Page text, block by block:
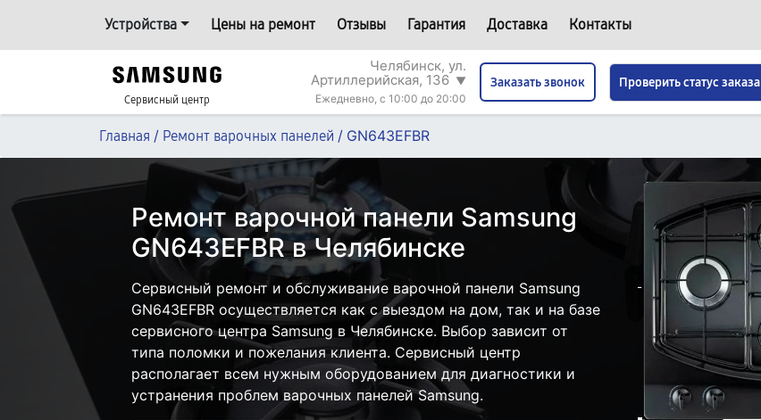
Устройства Цены на ремонт Отзывы Гарантия Доставка Контакты
Сервисный центр
Челябинск, ул.
Артиллерийская, 136 ▼
Ежедневно, с 10:00 до 20:00
Заказать звонок Проверить статус заказа
Главная / Ремонт варочных панелей / GN643EFBR
Ремонт варочной панели Samsung
GN643EFBR в Челябинске
Сервисный ремонт и обслуживание варочной панели Samsung
GN643EFBR осуществляется как с выездом на дом, так и на базе
сервисного центра Samsung в Челябинске. Выбор зависит от
типа поломки и пожелания клиента. Сервисный центр
располагает всем нужным оборудованием для диагностики и
устранения проблем варочных панелей Samsung.